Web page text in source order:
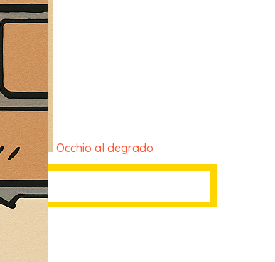
Occhio al degrado